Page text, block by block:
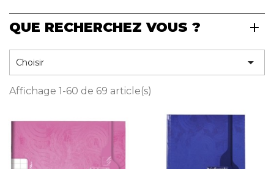
Cuir & trousses
RETROUVEZ NOS COLLECTIONS
QUE RECHERCHEZ VOUS ?
Choisir 
Affichage 1-60 de 69 article(s)